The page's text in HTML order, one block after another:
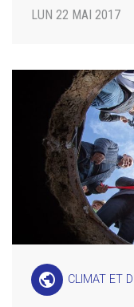
LUN 22 MAI 2017
public CLIMAT ET